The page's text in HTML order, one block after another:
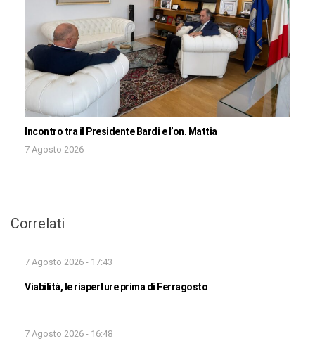
Incontro tra il Presidente Bardi e l’on. Mattia
7 Agosto 2026
Correlati
7 Agosto 2026 - 17:43
Viabilità, le riaperture prima di Ferragosto
7 Agosto 2026 - 16:48